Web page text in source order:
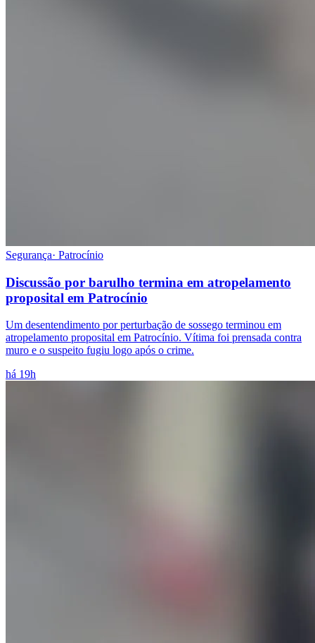
Segurança· Patrocínio
Discussão por barulho termina em atropelamento
proposital em Patrocínio
Um desentendimento por perturbação de sossego terminou em
atropelamento proposital em Patrocínio. Vítima foi prensada contra
muro e o suspeito fugiu logo após o crime.
há 19h